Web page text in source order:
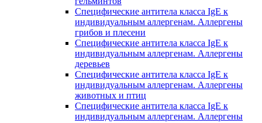
Специфические антитела класса IgE к
индивидуальным аллергенам. Аллергены
грибов и плесени
Специфические антитела класса IgE к
индивидуальным аллергенам. Аллергены
деревьев
Специфические антитела класса IgE к
индивидуальным аллергенам. Аллергены
животных и птиц
Специфические антитела класса IgE к
индивидуальным аллергенам. Аллергены